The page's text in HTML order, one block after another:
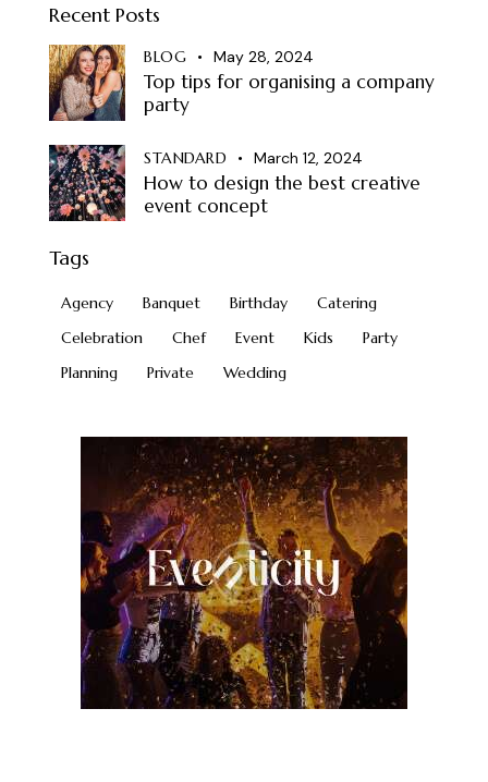
Recent Posts
BLOG May 28, 2024
Top tips for organising a company
party
STANDARD March 12, 2024
How to design the best creative
event concept
Tags
Agency Banquet Birthday
Catering
Celebration
Chef Event Kids
Party
Planning
Private Wedding